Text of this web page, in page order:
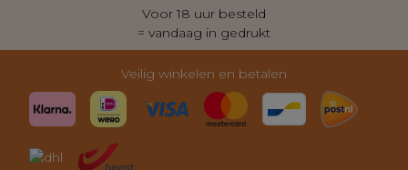
Voor 18 uur besteld
= vandaag in gedrukt
Veilig winkelen en betalen